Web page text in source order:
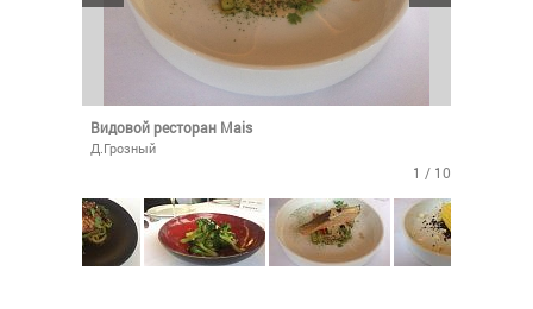
Видовой ресторан Mais
Д.Грозный
1 / 10